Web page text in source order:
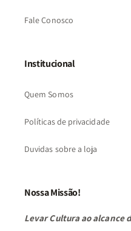
Fale Conosco
Institucional
Quem Somos
Políticas de privacidade
Duvidas sobre a loja
Nossa Missão!
Levar Cultura ao alcance